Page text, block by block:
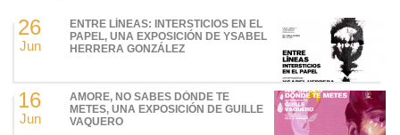
26
Jun
ENTRE LÍNEAS: INTERSTICIOS EN EL
PAPEL, UNA EXPOSICIÓN DE YSABEL
HERRERA GONZÁLEZ
16
Jun
AMORE, NO SABES DÓNDE TE
METES, UNA EXPOSICIÓN DE GUILLE
VAQUERO